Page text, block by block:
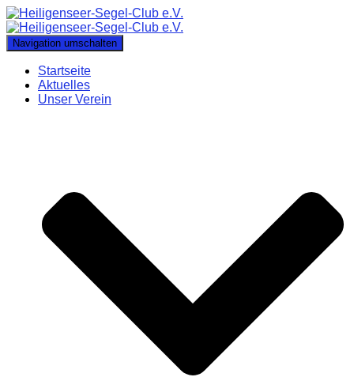
Navigation umschalten
Startseite
Aktuelles
Unser Verein